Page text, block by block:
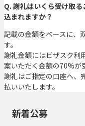
Q. 謝礼はいくら受け取
込まれますか？
記載の金額をベースに、
す。
謝礼金額にはビザスク利
案いただく金額の70%が
謝礼はご指定の口座へ、
払いいたします。
新着公募